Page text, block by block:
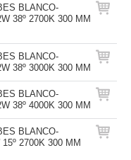
BLANCO-
38º 2700K 300 MM
BLANCO-
38º 3000K 300 MM
BLANCO-
38º 4000K 300 MM
BLANCO-
2700K 300 MM